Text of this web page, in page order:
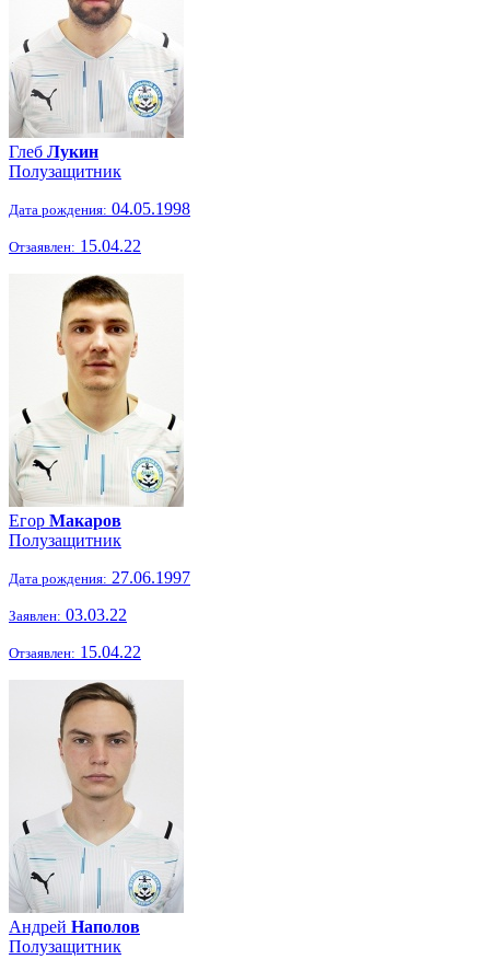
Глеб Лукин
Полузащитник
Дата рождения: 04.05.1998
Отзаявлен: 15.04.22
Егор Макаров
Полузащитник
Дата рождения: 27.06.1997
Заявлен: 03.03.22
Отзаявлен: 15.04.22
Андрей Наполов
Полузащитник